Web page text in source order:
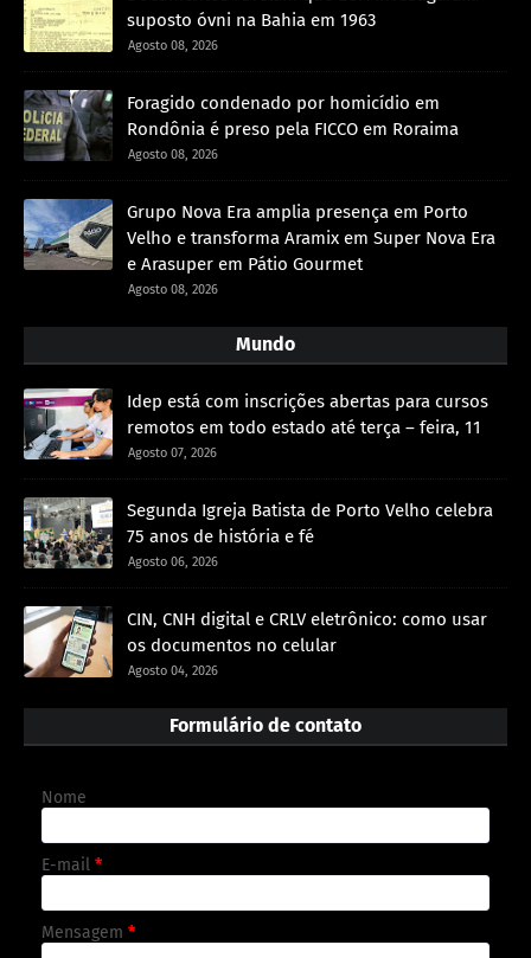
suposto óvni na Bahia em 1963
Agosto 08, 2026
Foragido condenado por homicídio em
Rondônia é preso pela FICCO em Roraima
Agosto 08, 2026
Grupo Nova Era amplia presença em Porto
Velho e transforma Aramix em Super Nova Era
e Arasuper em Pátio Gourmet
Agosto 08, 2026
Mundo
Idep está com inscrições abertas para cursos
remotos em todo estado até terça – feira, 11
Agosto 07, 2026
Segunda Igreja Batista de Porto Velho celebra
75 anos de história e fé
Agosto 06, 2026
CIN, CNH digital e CRLV eletrônico: como usar
os documentos no celular
Agosto 04, 2026
Formulário de contato
Nome
E-mail *
Mensagem *